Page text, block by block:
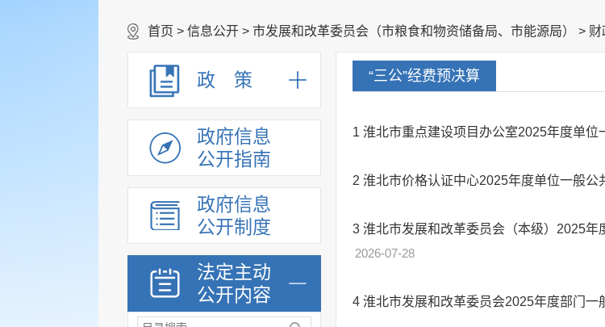
首页 > 信息公开 > 市发展和改革委员会（市粮食和物资储备局、市能源局） > 财
政 策
政府信息
公开指南
政府信息
公开制度
法定主动
公开内容
“三公”经费预决算
1 淮北市重点建设项目办公室2025年度单位
2 淮北市价格认证中心2025年度单位一般公
3 淮北市发展和改革委员会（本级）2025年
2026-07-28
4 淮北市发展和改革委员会2025年度部门一